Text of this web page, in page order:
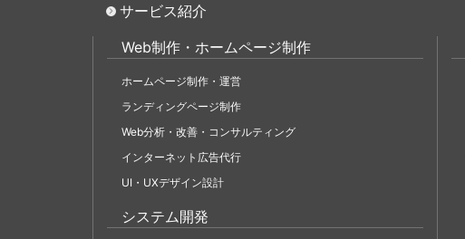
サービス紹介
Web制作・ホームページ制作
ホームページ制作・運営
ランディングページ制作
Web分析・改善・コンサルティング
インターネット広告代行
UI・UXデザイン設計
システム開発